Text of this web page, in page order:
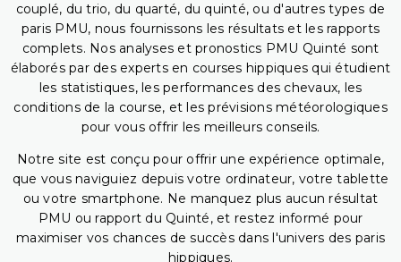
couplé, du trio, du quarté, du quinté, ou d'autres types de
paris PMU, nous fournissons les résultats et les rapports
complets. Nos analyses et pronostics PMU Quinté sont
élaborés par des experts en courses hippiques qui étudient
les statistiques, les performances des chevaux, les
conditions de la course, et les prévisions météorologiques
pour vous offrir les meilleurs conseils.
Notre site est conçu pour offrir une expérience optimale,
que vous naviguiez depuis votre ordinateur, votre tablette
ou votre smartphone. Ne manquez plus aucun résultat
PMU ou rapport du Quinté, et restez informé pour
maximiser vos chances de succès dans l'univers des paris
hippiques.